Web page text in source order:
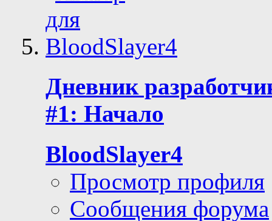
Дневник
#1: Начало
BloodSlayer4
Просмотр профиля
Сообщения форума